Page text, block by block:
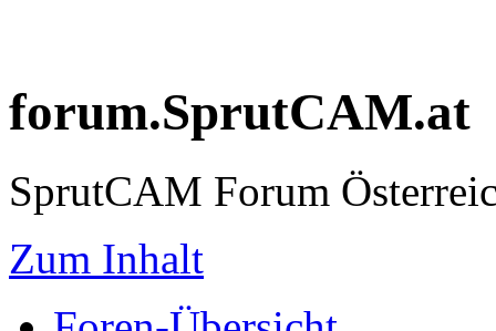
forum.SprutCAM.at
SprutCAM Forum
Zum Inhalt